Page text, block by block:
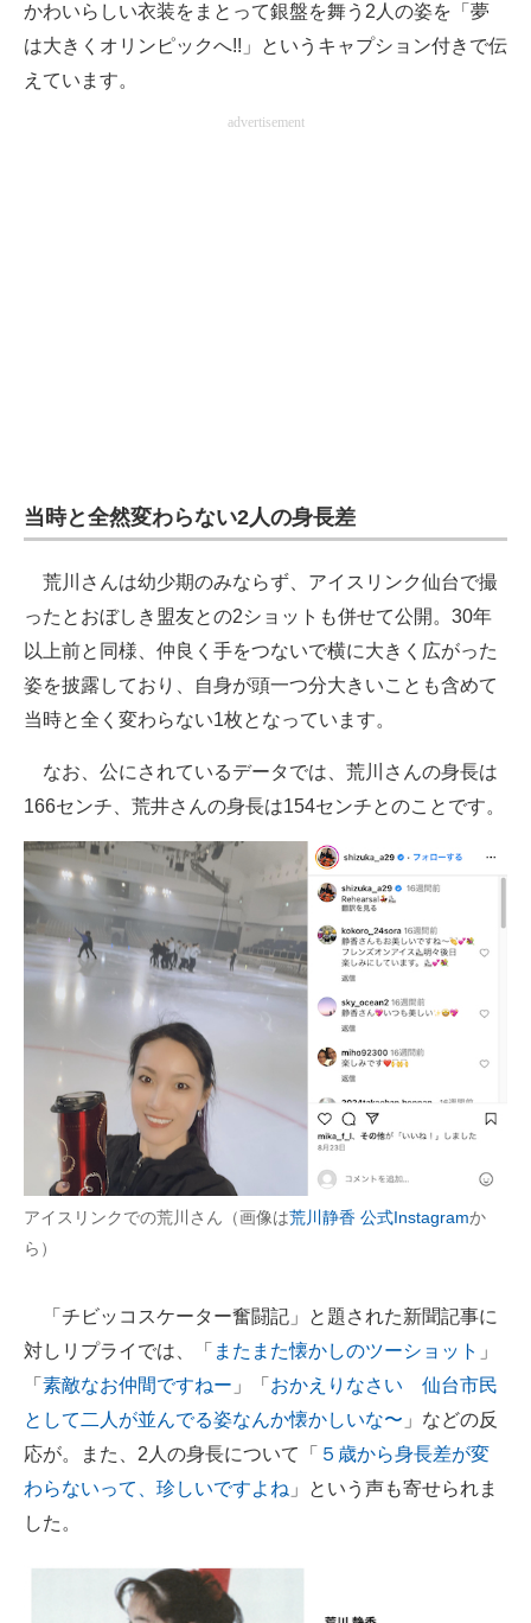
かわいらしい衣装をまとって銀盤を舞う2人の姿を「夢
は大きくオリンピックへ!!」というキャプション付きで伝
えています。
advertisement
当時と全然変わらない2人の身長差
荒川さんは幼少期のみならず、アイスリンク仙台で撮
ったとおぼしき盟友との2ショットも併せて公開。30年
以上前と同様、仲良く手をつないで横に大きく広がった
姿を披露しており、自身が頭一つ分大きいことも含めて
当時と全く変わらない1枚となっています。
なお、公にされているデータでは、荒川さんの身長は
166センチ、荒井さんの身長は154センチとのことです。
アイスリンクでの荒川さん（画像は荒川静香 公式Instagramか
ら）
「チビッコスケーター奮闘記」と題された新聞記事に
対しリプライでは、「 またまた懐かしのツーショット 」
「 素敵なお仲間ですねー 」「 おかえりなさい 仙台市民
として二人が並んでる姿なんか懐かしいな〜 」などの反
応が。また、2人の身長について「 ５歳から身長差が変
わらないって、珍しいですよね 」という声も寄せられま
した。